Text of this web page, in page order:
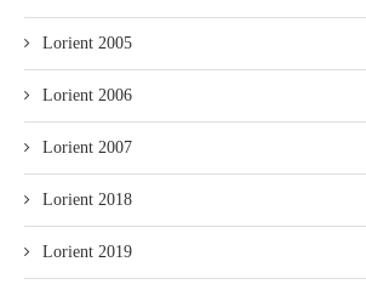
Lorient 2005
Lorient 2006
Lorient 2007
Lorient 2018
Lorient 2019